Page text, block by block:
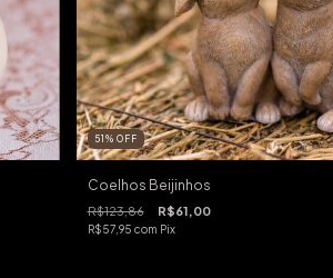
51 % OFF
Coelhos Beijinhos
R$123,86 R$61,00
R$57,95 com Pix